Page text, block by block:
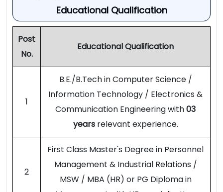
Educational Qualification
Post
No.
Educational Qualification
1
B.E./B.Tech in Computer Science /
Information Technology / Electronics &
Communication Engineering with03
yearsrelevant experience.
2
First Class Master's Degree in Personnel
Management & Industrial Relations /
MSW / MBA (HR) or PG Diploma in